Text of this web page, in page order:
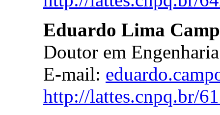
Eduardo Lima
Doutor em Engenharia
E-mail:
http://lattes.cnpq.br/